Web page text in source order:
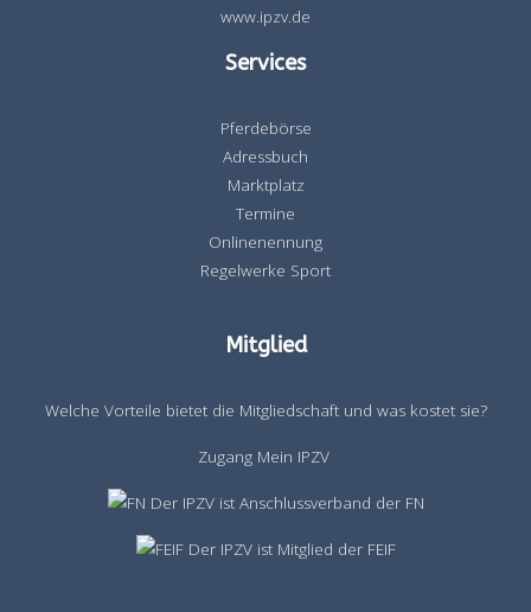
www.ipzv.de
Services
Pferdebörse
Adressbuch
Marktplatz
Termine
Onlinenennung
Regelwerke Sport
Mitglied
Welche Vorteile bietet die Mitgliedschaft und was kostet sie?
Zugang Mein IPZV
Der IPZV ist Anschlussverband der FN
Der IPZV ist Mitglied der FEIF